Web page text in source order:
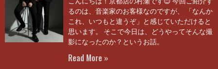
るのは、音楽家のお客様なのですが、 「なんか
これ、いつもと違うぞ」と感じていただけると
思います。 そこで今日は、どうやってそんな撮
影になったのか？というお話。
Read More »